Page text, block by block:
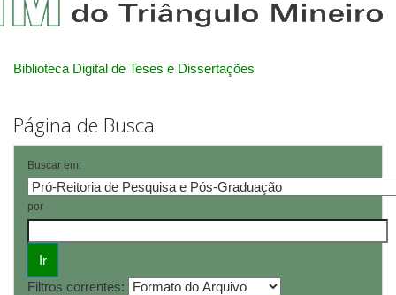
Biblioteca Digital de Teses e Dissertações
Página de Busca
Buscar em:
por
Filtros correntes: